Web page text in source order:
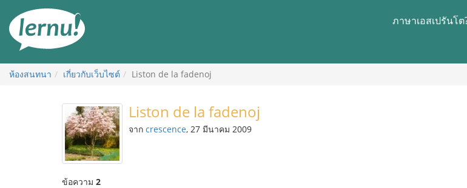
สารบัญ
ภาษาเอสเปรันโต
ห้องสนทนา เกี่ยวกับเว็บไซต์ Liston de la fadenoj
Liston de la fadenoj
จาก crescence, 27 มีนาคม 2009
ข้อความ 2